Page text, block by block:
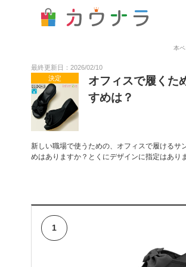
本
最終更新日：2026/02/10
決定
オフィスで履くた
すめは？
新しい職場で使うための、オフィスで履ける
めはありますか？とくにデザインに指定はあ
1